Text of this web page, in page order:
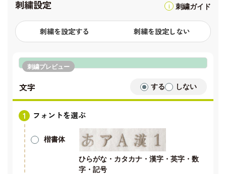
刺繍設定 刺繍ガイド
刺繍を設定する 刺繍を設定しない
刺繍プレビュー
文字 する しない
フォントを選ぶ
楷書体
ひらがな・カタカナ・漢字・英字・数
字・記号